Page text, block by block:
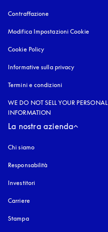
Contraffazione
Modifica Impostazioni Cookie
Cookie Policy
Informative sulla privacy
Termini e condizioni
WE DO NOT SELL YOUR PERSONAL
INFORMATION
La nostra azienda
Chi siamo
Responsabilità
Investitori
Carriere
Stampa